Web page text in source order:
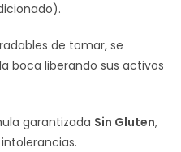
de tomar, se
boca liberando sus activos
garantizada Sin Gluten,